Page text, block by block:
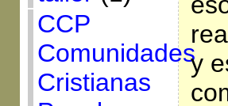
CCP
Comunidades
Cristianas
y